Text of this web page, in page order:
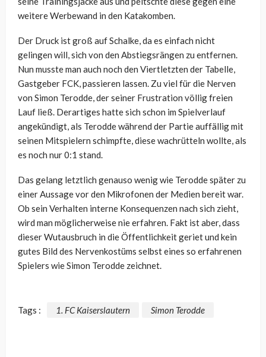
weitere Werbewand in den Katakomben.
Der Druck ist groß auf Schalke, da es einfach nicht
gelingen will, sich von den Abstiegsrängen zu entfernen.
Nun musste man auch noch den Viertletzten der Tabelle,
Gastgeber FCK, passieren lassen. Zu viel für die Nerven
von Simon Terodde, der seiner Frustration völlig freien
Lauf ließ. Derartiges hatte sich schon im Spielverlauf
angekündigt, als Terodde während der Partie auffällig mit
seinen Mitspielern schimpfte, diese wachrütteln wollte, als
es noch nur 0:1 stand.
Das gelang letztlich genauso wenig wie Terodde später zu
einer Aussage vor den Mikrofonen der Medien bereit war.
Ob sein Verhalten interne Konsequenzen nach sich zieht,
wird man möglicherweise nie erfahren. Fakt ist aber, dass
dieser Wutausbruch in die Öffentlichkeit geriet und kein
gutes Bild des Nervenkostüms selbst eines so erfahrenen
Spielers wie Simon Terodde zeichnet.
Tags : 1. FC Kaiserslautern Simon Terodde